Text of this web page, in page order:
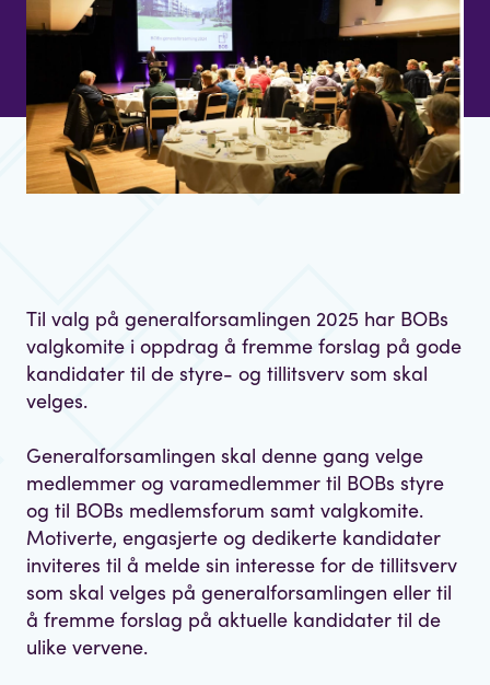
Til valg på generalforsamlingen 2025 har BOBs
valgkomite i oppdrag å fremme forslag på gode
kandidater til de styre- og tillitsverv som skal
velges.
Generalforsamlingen skal denne gang velge
medlemmer og varamedlemmer til BOBs styre
og til BOBs medlemsforum samt valgkomite.
Motiverte, engasjerte og dedikerte kandidater
inviteres til å melde sin interesse for de tillitsverv
som skal velges på generalforsamlingen eller til
å fremme forslag på aktuelle kandidater til de
ulike vervene.